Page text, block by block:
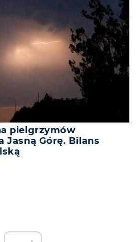
pielgrzymów
Jasną Górę. Bilans